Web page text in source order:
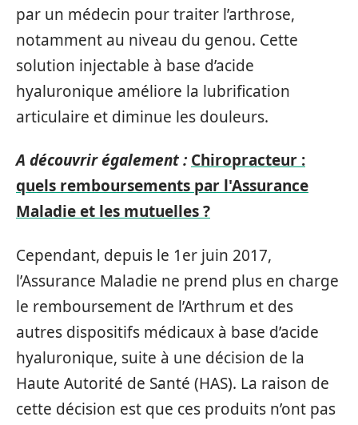
par un médecin pour traiter l’arthrose,
notamment au niveau du genou. Cette
solution injectable à base d’acide
hyaluronique améliore la lubrification
articulaire et diminue les douleurs.
A découvrir également : Chiropracteur :
quels remboursements par l'Assurance
Maladie et les mutuelles ?
Cependant, depuis le 1er juin 2017,
l’Assurance Maladie ne prend plus en charge
le remboursement de l’Arthrum et des
autres dispositifs médicaux à base d’acide
hyaluronique, suite à une décision de la
Haute Autorité de Santé (HAS). La raison de
cette décision est que ces produits n’ont pas